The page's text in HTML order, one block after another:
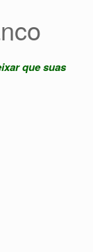
que suas